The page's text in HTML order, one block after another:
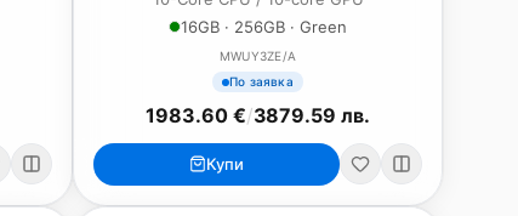
16GB · 256GB · Green
MWUY3ZE/A
По заявка
1983.60 €/3879.59 лв.
Купи